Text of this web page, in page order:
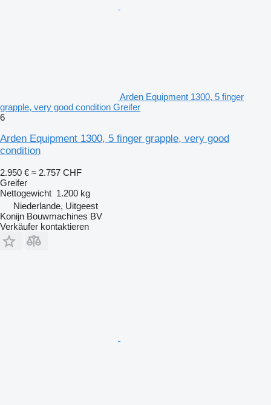
Arden Equipment 1300, 5 finger
grapple, very good condition Greifer
6
Arden Equipment 1300, 5 finger grapple, very good
condition
2.950 € ≈ 2.757 CHF
Greifer
Nettogewicht 1.200 kg
Niederlande, Uitgeest
Konijn Bouwmachines BV
Verkäufer kontaktieren